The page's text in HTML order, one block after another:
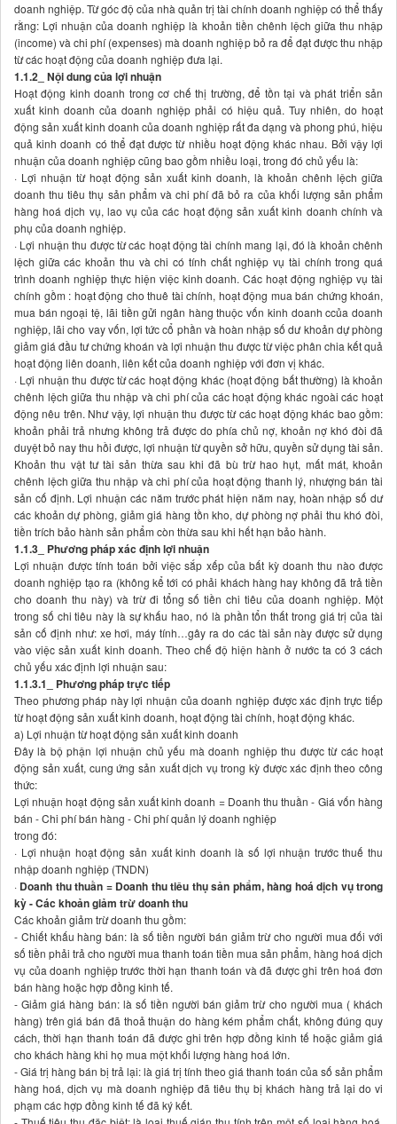
doanh nghiệp. Từ góc độ của nhà quản trị tài chính doanh nghiệp có thể thấy
rằng: Lợi nhuận của doanh nghiệp là khoản tiền chênh lệch giữa thu nhập
(income) và chi phí (expenses) mà doanh nghiệp bỏ ra để đạt được thu nhập
từ các hoạt động của doanh nghiệp đưa lại.
1.1.2_ Nội dung của lợi nhuận
Hoạt động kinh doanh trong cơ chế thị trường, để tồn tại và phát triển sản
xuất kinh doanh của doanh nghiệp phải có hiệu quả. Tuy nhiên, do hoạt
động sản xuất kinh doanh của doanh nghiệp rất đa dạng và phong phú, hiệu
quả kinh doanh có thể đạt được từ nhiều hoạt động khác nhau. Bởi vậy lợi
nhuận của doanh nghiệp cũng bao gồm nhiều loại, trong đó chủ yếu là:
· Lợi nhuận từ hoạt động sản xuất kinh doanh, là khoản chênh lệch giữa
doanh thu tiêu thụ sản phẩm và chi phí đã bỏ ra của khối lượng sản phẩm
hàng hoá dịch vụ, lao vụ của các hoạt động sản xuất kinh doanh chính và
phụ của doanh nghiệp.
· Lợi nhuận thu được từ các hoạt động tài chính mang lại, đó là khoản chênh
lệch giữa các khoản thu và chi có tính chất nghiệp vụ tài chính trong quá
trình doanh nghiệp thực hiện việc kinh doanh. Các hoạt động nghiệp vụ tài
chính gồm : hoạt động cho thuê tài chính, hoạt động mua bán chứng khoán,
mua bán ngoại tệ, lãi tiền gửi ngân hàng thuộc vốn kinh doanh ccủa doanh
nghiệp, lãi cho vay vốn, lợi tức cổ phần và hoàn nhập số dư khoản dự phòng
giảm giá đầu tư chứng khoán và lợi nhuận thu được từ việc phân chia kết quả
hoạt động liên doanh, liên kết của doanh nghiệp với đơn vị khác.
· Lợi nhuận thu được từ các hoạt động khác (hoạt động bất thường) là khoản
chênh lệch giữa thu nhập và chi phí của các hoạt động khác ngoài các hoạt
động nêu trên. Như vậy, lợi nhuận thu được từ các hoạt động khác bao gồm:
khoản phải trả nhưng không trả được do phía chủ nợ, khoản nợ khó đòi đã
duyệt bỏ nay thu hồi được, lợi nhuận từ quyền sở hữu, quyền sử dụng tài sản.
Khoản thu vật tư tài sản thừa sau khi đã bù trừ hao hụt, mất mát, khoản
chênh lệch giữa thu nhập và chi phí của hoạt động thanh lý, nhượng bán tài
sản cố định. Lợi nhuận các năm trước phát hiện năm nay, hoàn nhập số dư
các khoản dự phòng, giảm giá hàng tồn kho, dự phòng nợ phải thu khó đòi,
tiền trích bảo hành sản phẩm còn thừa sau khi hết hạn bảo hành.
1.1.3_ Phương pháp xác định lợi nhuận
Lợi nhuận được tính toán bởi việc sắp xếp của bất kỳ doanh thu nào được
doanh nghiệp tạo ra (không kể tới có phải khách hàng hay không đã trả tiền
cho doanh thu này) và trừ đi tổng số tiền chi tiêu của doanh nghiệp. Một
trong số chi tiêu này là sự khấu hao, nó là phần tổn thất trong giá trị của tài
sản cố định như: xe hơi, máy tính…gây ra do các tài sản này được sử dụng
vào việc sản xuất kinh doanh. Theo chế độ hiện hành ở nước ta có 3 cách
chủ yếu xác định lợi nhuận sau:
1.1.3.1_ Phương pháp trực tiếp
Theo phương pháp này lợi nhuận của doanh nghiệp được xác định trực tiếp
từ hoạt động sản xuất kinh doanh, hoạt động tài chính, hoạt động khác.
a) Lợi nhuận từ hoạt động sản xuất kinh doanh
Đây là bộ phận lợi nhuận chủ yếu mà doanh nghiệp thu được từ các hoạt
động sản xuất, cung ứng sản xuất dịch vụ trong kỳ được xác định theo công
thức:
Lợi nhuận hoạt động sản xuất kinh doanh = Doanh thu thuần - Giá vốn hàng
bán - Chi phí bán hàng - Chi phí quản lý doanh nghiệp
trong đó:
· Lợi nhuận hoạt động sản xuất kinh doanh là số lợi nhuận trước thuế thu
nhập doanh nghiệp (TNDN)
· Doanh thu thuần = Doanh thu tiêu thụ sản phẩm, hàng hoá dịch vụ trong
kỳ - Các khoản giảm trừ doanh thu
Các khoản giảm trừ doanh thu gồm:
- Chiết khấu hàng bán: là số tiền người bán giảm trừ cho người mua đối với
số tiền phải trả cho người mua thanh toán tiền mua sản phẩm, hàng hoá dịch
vụ của doanh nghiệp trước thời hạn thanh toán và đã được ghi trên hoá đơn
bán hàng hoặc hợp đồng kinh tế.
- Giảm giá hàng bán: là số tiền người bán giảm trừ cho người mua ( khách
hàng) trên giá bán đã thoả thuận do hàng kém phẩm chất, không đúng quy
cách, thời hạn thanh toán đã được ghi trên hợp đồng kinh tế hoặc giảm giá
cho khách hàng khi họ mua một khối lượng hàng hoá lớn.
- Giá trị hàng bán bị trả lại: là giá trị tính theo giá thanh toán của số sản phẩm
hàng hoá, dịch vụ mà doanh nghiệp đã tiêu thụ bị khách hàng trả lại do vi
phạm các hợp đồng kinh tế đã ký kết.